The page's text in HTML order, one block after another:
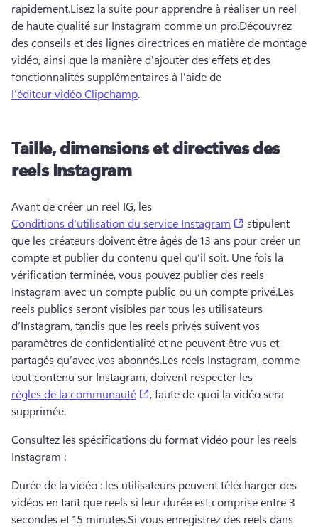
rapidement.Lisez la suite pour apprendre à réaliser un reel
de haute qualité sur Instagram comme un pro.Découvrez
des conseils et des lignes directrices en matière de montage
vidéo, ainsi que la manière d'ajouter des effets et des
fonctionnalités supplémentaires à l'aide de
l'éditeur vidéo Clipchamp.
Taille, dimensions et directives des
reels Instagram
Avant de créer un reel IG, les
Conditions d'utilisation du service Instagram
(opens in a
stipulent
que les créateurs doivent être âgés de 13 ans pour créer un
compte et publier du contenu quel qu’il soit. Une fois la
vérification terminée, vous pouvez publier des reels
Instagram avec un compte public ou un compte privé.Les
reels publics seront visibles par tous les utilisateurs
d’Instagram, tandis que les reels privés suivent vos
paramètres de confidentialité et ne peuvent être vus et
partagés qu’avec vos abonnés.Les reels Instagram, comme
tout contenu sur Instagram, doivent respecter les
règles de la communauté
(opens in a new tab)
, faute de quoi la vidéo sera
supprimée.
Consultez les spécifications du format vidéo pour les reels
Instagram :
Durée de la vidéo : les utilisateurs peuvent télécharger des
vidéos en tant que reels si leur durée est comprise entre 3
secondes et 15 minutes.Si vous enregistrez des reels dans